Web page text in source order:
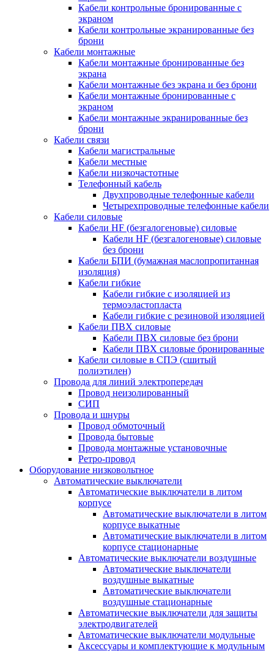
Кабели контрольные бронированные с
экраном
Кабели контрольные экранированные без
брони
Кабели монтажные
Кабели монтажные бронированные без
экрана
Кабели монтажные без экрана и без брони
Кабели монтажные бронированные с
экраном
Кабели монтажные экранированные без
брони
Кабели связи
Кабели магистральные
Кабели местные
Кабели низкочастотные
Телефонный кабель
Двухпроводные телефонные кабели
Четырехпроводные телефонные кабели
Кабели силовые
Кабели HF (безгалогеновые) силовые
Кабели HF (безгалогеновые) силовые
без брони
Кабели БПИ (бумажная маслопропитанная
изоляция)
Кабели гибкие
Кабели гибкие с изоляцией из
термоэластопласта
Кабели гибкие с резиновой изоляцией
Кабели ПВХ силовые
Кабели ПВХ силовые без брони
Кабели ПВХ силовые бронированные
Кабели силовые в СПЭ (сшитый
полиэтилен)
Провода для линий электропередач
Провод неизолированный
СИП
Провода и шнуры
Провод обмоточный
Провода бытовые
Провода монтажные установочные
Ретро-провод
Оборудование низковольтное
Автоматические выключатели
Автоматические выключатели в литом
корпусе
Автоматические выключатели в литом
корпусе выкатные
Автоматические выключатели в литом
корпусе стационарные
Автоматические выключатели воздушные
Автоматические выключатели
воздушные выкатные
Автоматические выключатели
воздушные стационарные
Автоматические выключатели для защиты
электродвигателей
Автоматические выключатели модульные
Аксессуары и комплектующие к модульным